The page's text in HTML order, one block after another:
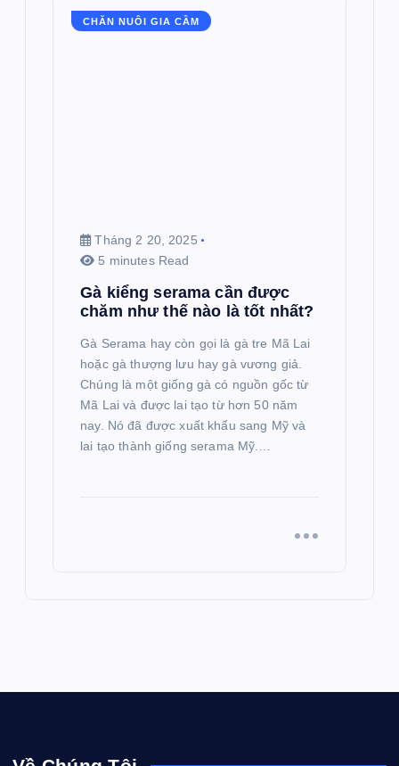
CHĂN NUÔI GIA CẦM
Tháng 2 20, 2025
5 minutes Read
Gà kiểng serama cần được
chăm như thế nào là tốt nhất?
Gà Serama hay còn gọi là gà tre Mã Lai
hoặc gà thượng lưu hay gà vương giả.
Chúng là một giống gà có nguồn gốc từ
Mã Lai và được lai tạo từ hơn 50 năm
nay. Nó đã được xuất khẩu sang Mỹ và
lai tạo thành giống serama Mỹ.…